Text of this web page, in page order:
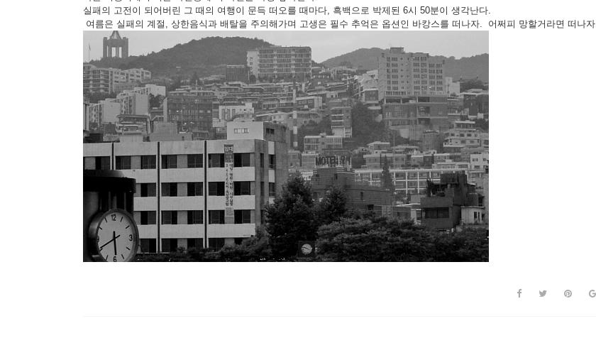
실패의 고전이 되어버린 그 때의 여행이 문득 떠오를 때마다, 흑백으로 박제된 6시 50분이 생각난다.
여름은 실패의 계절, 상한음식과 배탈을 주의해가며 고생은 필수 추억은 옵션인 바캉스를 떠나자. 어쩌피 망할거라면 떠나자.